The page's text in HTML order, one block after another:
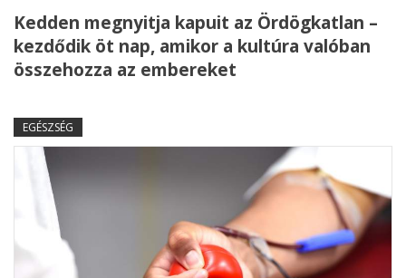
Kedden megnyitja kapuit az Ördögkatlan –
kezdődik öt nap, amikor a kultúra valóban
összehozza az embereket
EGÉSZSÉG